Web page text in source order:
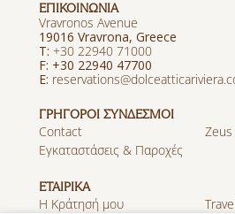
ΕΠΙΚΟΙΝΩΝΙΑ
Vravronos Avenue
19016 Vravrona, Greece
T: +30 22940 71000
F: +30 22940 47700
E:
ΓΡΗΓΟΡΟΙ ΣΥΝΔΕΣΜΟΙ
Contact
Εγκαταστάσεις & Παροχές
ΕΤΑΙΡΙΚΑ
Η Κράτησή μου